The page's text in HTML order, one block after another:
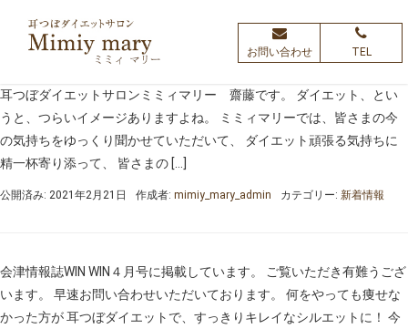
お問い合わせ TEL
耳つぼダイエットサロンミミィマリー 齋藤です。 ダイエット、とい
うと、つらいイメージありますよね。 ミミィマリーでは、皆さまの今
の気持ちをゆっくり聞かせていただいて、 ダイエット頑張る気持ちに
精一杯寄り添って、 皆さまの […]
公開済み: 2021年2月21日 作成者: mimiy_mary_admin カテゴリー: 新着情報
会津情報誌WIN WIN４月号に掲載しています。 ご覧いただき有難うござ
います。 早速お問い合わせいただいております。 何をやっても痩せな
かった方が 耳つぼダイエットで、すっきりキレイなシルエットに！ 今